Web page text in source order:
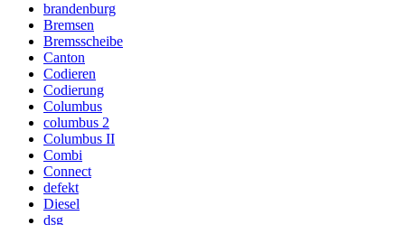
brandenburg
Bremsen
Bremsscheibe
Canton
Codieren
Codierung
Columbus
columbus 2
Columbus II
Combi
Connect
defekt
Diesel
dsg